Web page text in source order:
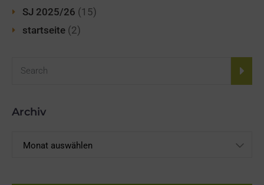
SJ 2025/26 (15)
startseite (2)
Archiv